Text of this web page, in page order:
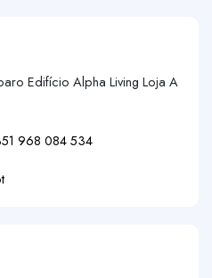
Edifício Alpha Living Loja A
968 084 534